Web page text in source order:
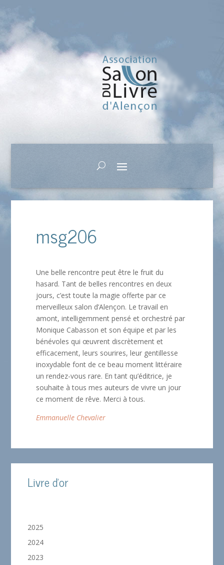
msg206
Une belle rencontre peut être le fruit du
hasard. Tant de belles rencontres en deux
jours, c’est toute la magie offerte par ce
merveilleux salon d’Alençon. Le travail en
amont, intelligemment pensé et orchestré par
Monique Cabasson et son équipe et par les
bénévoles qui œuvrent discrètement et
efficacement, leurs sourires, leur gentillesse
inoxydable font de ce beau moment littéraire
un rendez-vous rare. En tant qu’éditrice, je
souhaite à tous mes auteurs de vivre un jour
ce moment de rêve. Merci à tous.
Emmanuelle Chevalier
Livre d'or
2025
2024
2023